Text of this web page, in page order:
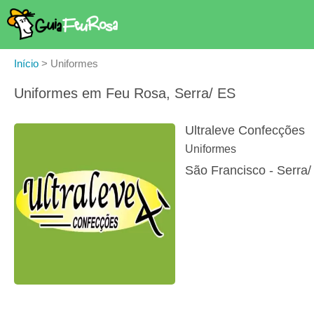
Início > Uniformes
Uniformes em Feu Rosa, Serra/ ES
Ultraleve Confecções
Uniformes
São Francisco - Serra/